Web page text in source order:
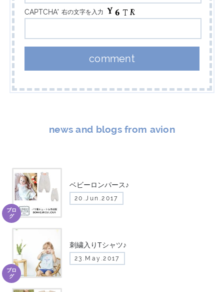
CAPTCHA* 右の文字を入力
news and blogs from avion
ベビーロンパース♪
20.Jun.2017
ブロ
グ
刺繍入りTシャツ♪
23.May.2017
ブロ
グ